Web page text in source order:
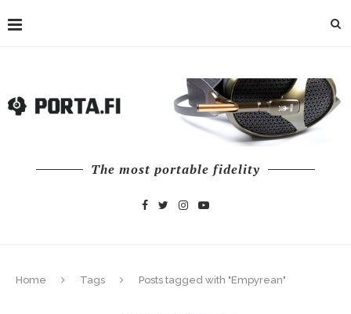
The most portable fidelity
Home Tags Posts tagged with "Empyrean"